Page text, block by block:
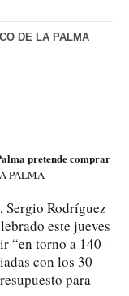
DE LA PALMA
pretende comprar
PALMA
Sergio Rodríguez
este jueves
“en torno a 140-
con los 30
para